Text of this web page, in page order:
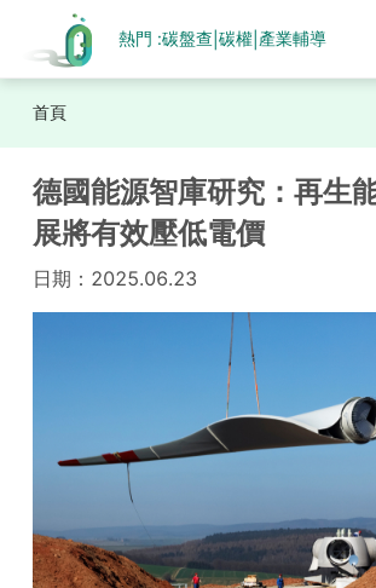
熱門 :碳盤查 碳權| 產業輔導
首頁
德國能源智庫研究：再生
展將有效壓低電價
日期： 2025.06.23